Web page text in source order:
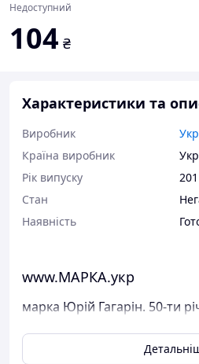
Недоступний
104 ₴
Характеристики та
Виробник
Країна виробник
Рік випуску
Стан
Наявність
www.МАРКА.укр
марка Юрій Гагарін. 50-ти
Поштові марки України